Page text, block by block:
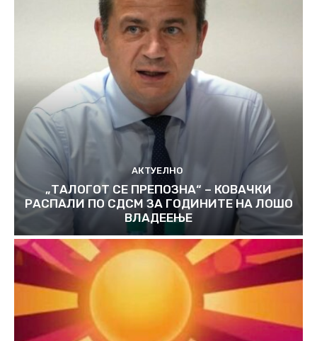
АКТУЕЛНО
„ТАЛОГОТ СЕ ПРЕПОЗНА“ – КОВАЧКИ
РАСПАЛИ ПО СДСМ ЗА ГОДИНИТЕ НА ЛОШО
ВЛАДЕЕЊЕ